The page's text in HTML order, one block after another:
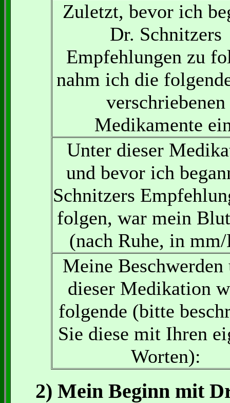
Zuletzt, bevor ich
Dr. Schnitzers
Empfehlungen zu
nahm ich die
verschriebenen
Medikamente
Unter dieser
und bevor ich
Schnitzers
folgen, war mein
(nach Ruhe, in
Meine Beschwerden
dieser Medikation
folgende (bitte
Sie diese mit Ihren
Worten):
2) Mein Beginn mit